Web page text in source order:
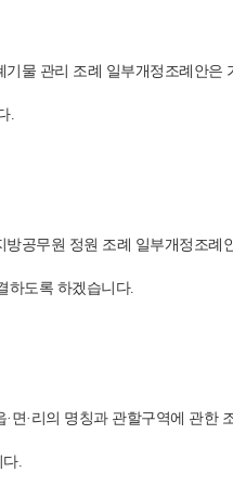
물 관리 조례 일부개정조례안은
.
공무원 정원 조례 일부개정조례
하도록 하겠습니다.
·리의 명칭과 관할구역에 관한
다.